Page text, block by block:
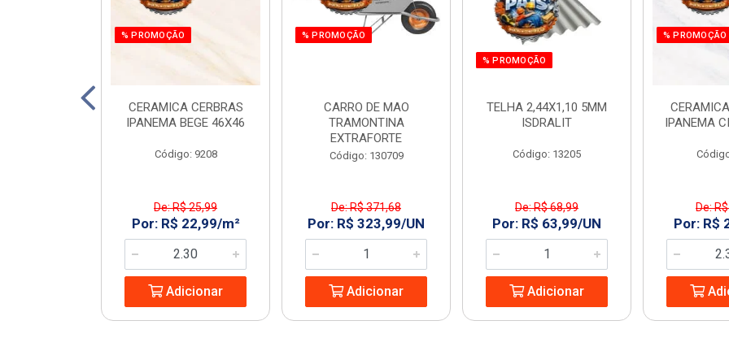
% PROMOÇÃO
CERAMICA CERBRAS
IPANEMA BEGE 46X46
Código: 9208
De: R$ 25,99
Por: R$ 22,99/m²
Adicionar
% PROMOÇÃO
CARRO DE MAO
TRAMONTINA
EXTRAFORTE
Código: 130709
De: R$ 371,68
Por: R$ 323,99/UN
Adicionar
% PROMOÇÃO
TELHA 2,44X1,10 5MM
ISDRALIT
Código: 13205
De: R$ 68,99
Por: R$ 63,99/UN
Adicionar
% PROMOÇÃO
IPANEMA
De:
Por: R$